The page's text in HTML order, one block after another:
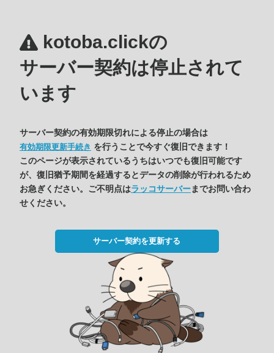
kotoba.clickの
サーバー契約は停止されて
います
サーバー契約の有効期限切れによる停止の場合は
有効期限更新手続き を行うことで今すぐ復旧できます！
このページが表示されているうちはいつでも復旧可能です
が、復旧猶予期間を経過するとデータの削除が行われるため
お急ぎください。ご不明点はラッコサーバーまでお問い合わ
せください。
サーバー契約を更新する